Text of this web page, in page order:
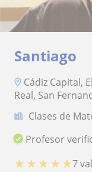
Santiago
Cádiz Capital,
Real, San
Clases de
Profesor
★ ★ ★ ★ ★7